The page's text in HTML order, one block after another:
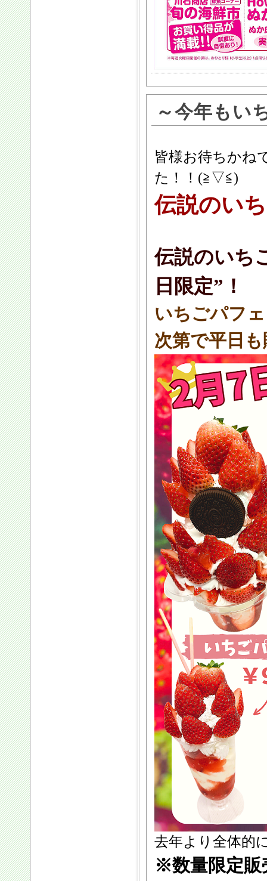
～今年もい
皆様お待ちかね
た！！(≧▽≦)
伝説のい
伝説のいち
日限定”！
いちごパフ
次第で平日
去年より全体的
※数量限定販